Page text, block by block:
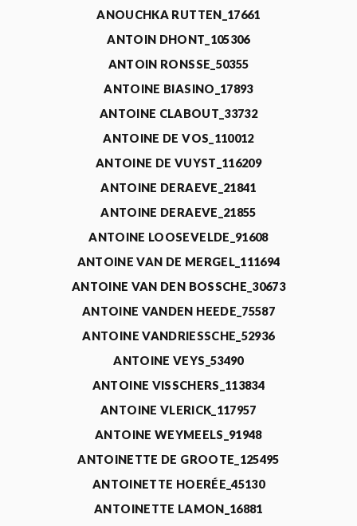
ANOUCHKA RUTTEN_17661
ANTOIN DHONT_105306
ANTOIN RONSSE_50355
ANTOINE BIASINO_17893
ANTOINE CLABOUT_33732
ANTOINE DE VOS_110012
ANTOINE DE VUYST_116209
ANTOINE DERAEVE_21841
ANTOINE DERAEVE_21855
ANTOINE LOOSEVELDE_91608
ANTOINE VAN DE MERGEL_111694
ANTOINE VAN DEN BOSSCHE_30673
ANTOINE VANDEN HEEDE_75587
ANTOINE VANDRIESSCHE_52936
ANTOINE VEYS_53490
ANTOINE VISSCHERS_113834
ANTOINE VLERICK_117957
ANTOINE WEYMEELS_91948
ANTOINETTE DE GROOTE_125495
ANTOINETTE HOERÉE_45130
ANTOINETTE LAMON_16881